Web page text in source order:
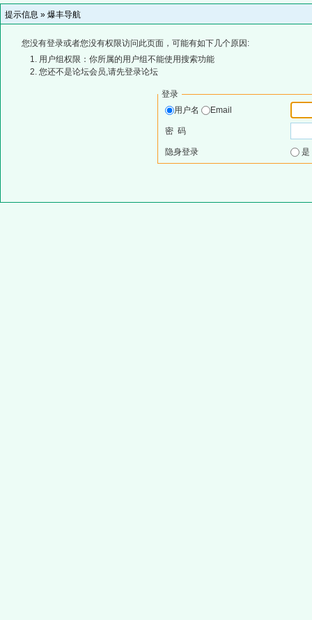
提示信息 » 爆丰导航
您没有登录或者您没有权限访问此页面，可能有如下几个原因:
用户组权限：你所属的用户组不能使用搜索功能
您还不是论坛会员,请先登录论坛
登录
用户名
Email
密 码
隐身登录